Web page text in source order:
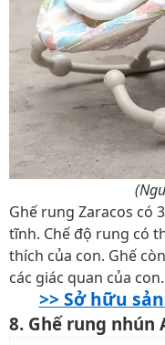
Ghế rung Zaracos có
tĩnh. Chế độ rung có
thích của con. Ghế
các giác quan của con.
>> Sở hữu
8. Ghế rung nhún